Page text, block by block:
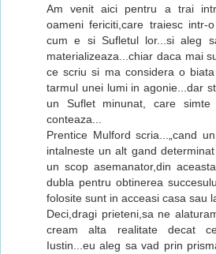
Am venit aici pentru a trai
oameni fericiti,care traiesc intr-
cum e si Sufletul lor...si aleg
materializeaza...chiar daca mai
ce scriu si ma considera o
tarmul unei lumi in agonie...dar
un Suflet minunat, care
conteaza...
Prentice Mulford scria...„cand
intalneste un alt gand
un scop asemanator,din
dubla pentru obtinerea
folosite sunt in acceasi casa sau
Deci,dragi prieteni,sa ne
cream alta realitate decat
Iustin...eu aleg sa vad prin